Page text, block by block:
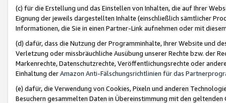
(c) für die Erstellung und das Einstellen von Inhalten, die auf Ihrer
Eignung der jeweils dargestellten Inhalte (einschließlich sämtlicher
Informationen, die Sie in einen Partner-Link aufnehmen oder mit
(d) dafür, dass die Nutzung der Programminhalte, Ihrer Website und
Verletzung oder missbräuchliche Ausübung unserer Rechte bzw. der
Markenrechte, Datenschutzrechte, Veröffentlichungsrechte oder
Einhaltung derAmazon Anti-Fälschungsrichtlinien für das
(e) dafür, die Verwendung von Cookies, Pixeln und anderen
Besuchern gesammelten Daten in Übereinstimmung mit den